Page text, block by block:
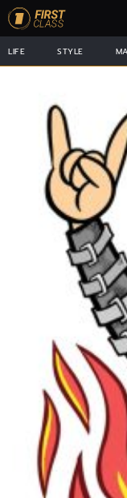
LIFE STYLE